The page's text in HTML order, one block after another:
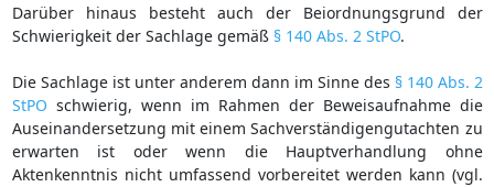
Darüber hinaus besteht auch der Beiordnungsgrund der
Schwierigkeit der Sachlage gemäß § 140 Abs. 2 StPO.
Die Sachlage ist unter anderem dann im Sinne des § 140 Abs. 2
StPO schwierig, wenn im Rahmen der Beweisaufnahme die
Auseinandersetzung mit einem Sachverständigengutachten zu
erwarten ist oder wenn die Hauptverhandlung ohne
Aktenkenntnis nicht umfassend vorbereitet werden kann (vgl.